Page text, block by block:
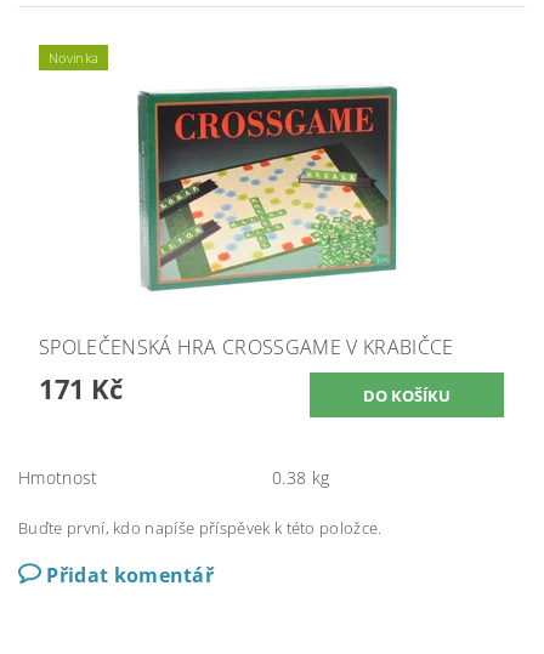
Novinka
SPOLEČENSKÁ HRA CROSSGAME V KRABIČCE
171 Kč
Hmotnost 0.38 kg
Buďte první, kdo napíše příspěvek k této položce.
Přidat komentář